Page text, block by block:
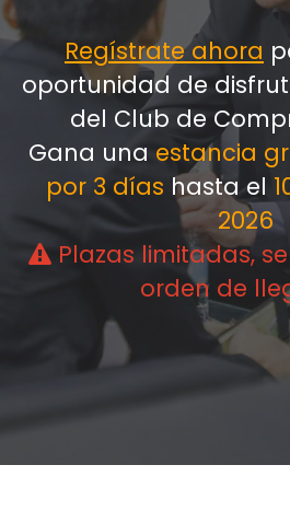
Regístrate ahora
oportunidad de
del Club de
Gana una estancia
por 3 días hasta el
2026
Plazas limitadas,
orden de